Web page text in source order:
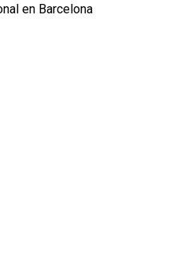
en Barcelona